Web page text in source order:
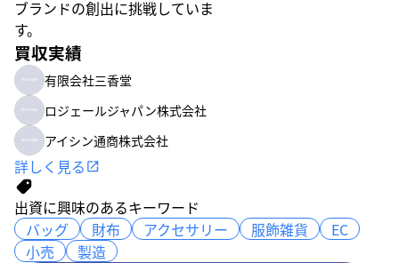
ブランドの創出に挑戦していま
す。
買収実績
有限会社三香堂
ロジェールジャパン株式会社
アイシン通商株式会社
詳しく見る
出資に興味のあるキーワード
バッグ
財布 アクセサリー 服飾雑貨
EC
小売
製造
バッグ 財布 アクセサリー 服飾雑貨
EC
小売
製造